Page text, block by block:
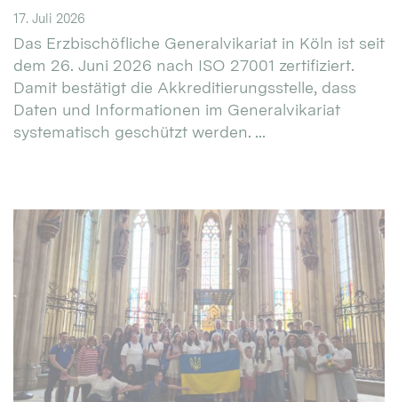
17. Juli 2026
Das Erzbischöfliche Generalvikariat in Köln ist seit
dem 26. Juni 2026 nach ISO 27001 zertifiziert.
Damit bestätigt die Akkreditierungsstelle, dass
Daten und Informationen im Generalvikariat
systematisch geschützt werden. ...